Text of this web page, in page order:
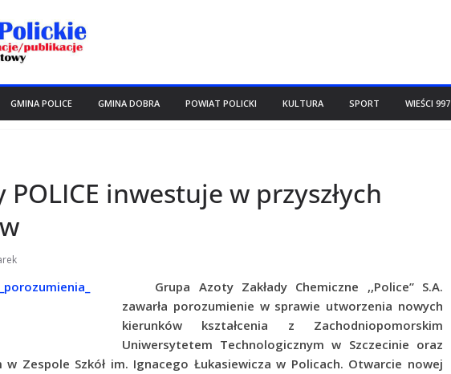
GMINA POLICE GMINA DOBRA POWIAT POLICKI KULTURA SPORT WIEŚCI 997
inwestuje w przyszłych
Grupa Azoty Zakłady Chemiczne ,,Police” S.A.
zawarła porozumienie w sprawie utworzenia nowych
kierunków kształcenia z Zachodniopomorskim
Uniwersytetem Technologicznym w Szczecinie oraz
w Zespole Szkół im. Ignacego Łukasiewicza w Policach. Otwarcie nowej